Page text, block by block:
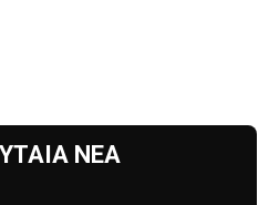
ΝΕΑ